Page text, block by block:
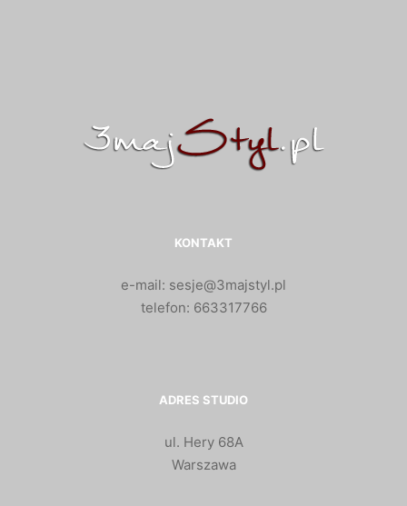
KONTAKT
e-mail: sesje@3majstyl.pl
telefon: 663317766
ADRES STUDIO
ul. Hery 68A
Warszawa